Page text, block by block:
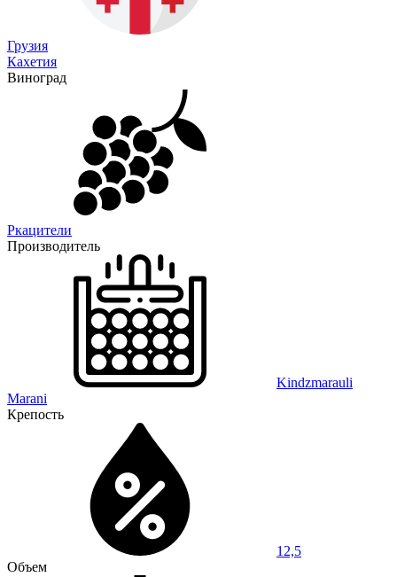
Грузия
Кахетия
Виноград
Ркацители
Производитель
Kindzmarauli
Marani
Крепость
12,5
Объем